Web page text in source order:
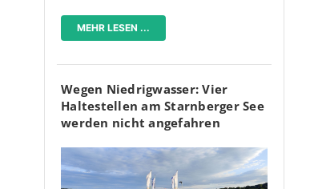
MEHR LESEN ...
Wegen Niedrigwasser: Vier
Haltestellen am Starnberger See
werden nicht angefahren